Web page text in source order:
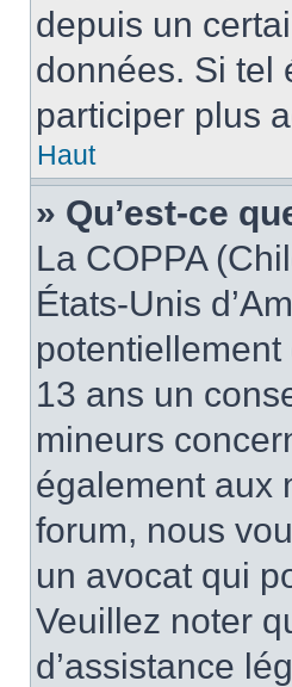
depuis un
données. Si tel
participer plus
Haut
» Qu’est-ce
La COPPA
États-Unis
13 ans un
mineurs
également aux
forum, nous
un avocat qui
Veuillez noter
d’assistance